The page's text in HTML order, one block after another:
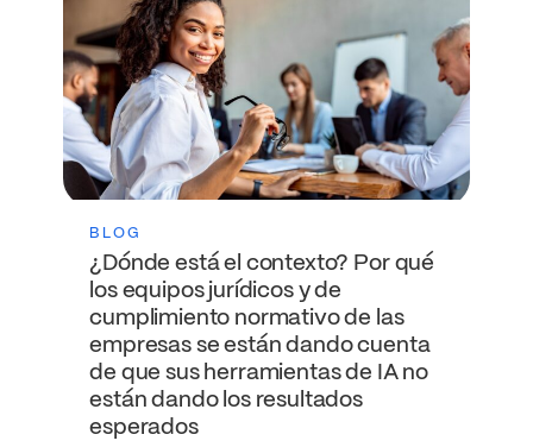
BLOG
¿Dónde está el contexto? Por qué
los equipos jurídicos y de
cumplimiento normativo de las
empresas se están dando cuenta
de que sus herramientas de IA no
están dando los resultados
esperados